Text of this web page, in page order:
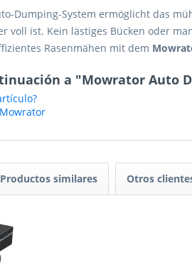
Dumping-System ermöglicht das
voll ist. Kein lästiges Bücken oder
Rasenmähen mit dem
a "Mowrator Auto
Productos similares Otros